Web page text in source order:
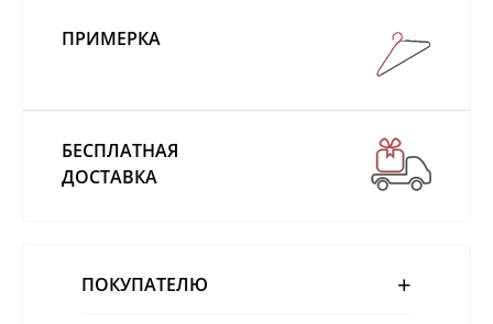
ПРИМЕРКА
БЕСПЛАТНАЯ
ДОСТАВКА
ПОКУПАТЕЛЮ